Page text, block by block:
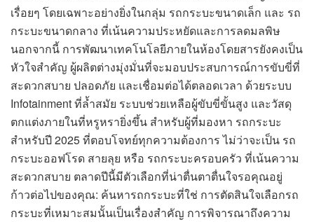
เรื่อยๆ โดยเฉพาะอย่างยิ่งในกลุ่ม รถกระบะขนาดเล็ก และ รถ
กระบะขนาดกลาง ที่เน้นความประหยัดและการลดมลพิษ
นอกจากนี้ การพัฒนาเทคโนโลยีภายในห้องโดยสารยังคงเป็น
หัวใจสำคัญ ผู้ผลิตต่างมุ่งมั่นที่จะมอบประสบการณ์การขับขี่ที่
สะดวกสบาย ปลอดภัย และเชื่อมต่อได้ตลอดเวลา ด้วยระบบ
Infotainment ที่ล้ำสมัย ระบบช่วยเหลือผู้ขับขี่ขั้นสูง และวัสดุ
ตกแต่งภายในที่หรูหรายิ่งขึ้น สำหรับผู้ที่มองหา รถกระบะ
สำหรับปี 2025 ที่ตอบโจทย์ทุกความต้องการ ไม่ว่าจะเป็น รถ
กระบะออฟโรด สายลุย หรือ รถกระบะครอบครัว ที่เน้นความ
สะดวกสบาย ตลาดปีนี้มีตัวเลือกที่น่าตื่นตาตื่นใจรอคุณอยู่
ก้าวต่อไปของคุณ: ค้นหารถกระบะที่ใช่ การตัดสินใจเลือกรถ
กระบะที่เหมาะสมนั้นเป็นเรื่องสำคัญ การพิจารณาถึงความ